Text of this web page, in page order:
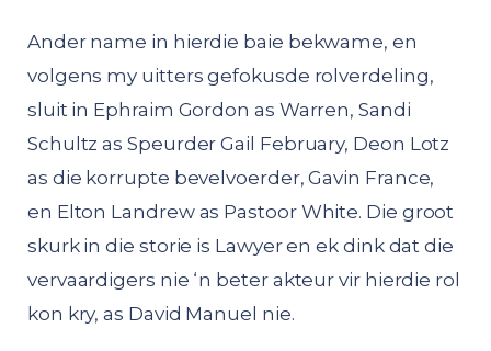
Ander name in hierdie baie bekwame, en
volgens my uitters gefokusde rolverdeling,
sluit in Ephraim Gordon as Warren, Sandi
Schultz as Speurder Gail February, Deon Lotz
as die korrupte bevelvoerder, Gavin France,
en Elton Landrew as Pastoor White. Die groot
skurk in die storie is Lawyer en ek dink dat die
vervaardigers nie ‘n beter akteur vir hierdie rol
kon kry, as David Manuel nie.